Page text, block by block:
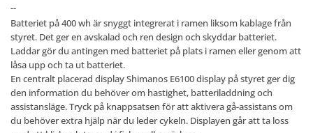
--
Batteriet på 400 wh är snyggt integrerat i ramen liksom kablage från
styret. Det ger en avskalad och ren design och skyddar batteriet.
Laddar gör du antingen med batteriet på plats i ramen eller genom att
låsa upp och ta ut batteriet.
En centralt placerad display Shimanos E6100 display på styret ger dig
den information du behöver om hastighet, batteriladdning och
assistansläge. Tryck på knappsatsen för att aktivera gå-assistans om
du behöver extra hjälp när du leder cykeln. Displayen går att ta loss